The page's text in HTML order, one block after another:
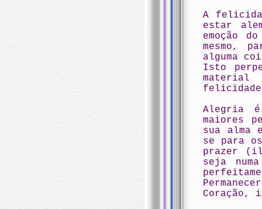
A
estar
emoção
mesmo,
alguma
Isto
material
Alegria é
maiores
sua alma
se para
prazer
seja
Coração,